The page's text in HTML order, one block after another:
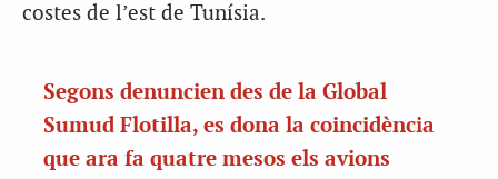
costes de l’est de Tunísia.
Segons denuncien des de la Global
Sumud Flotilla, es dona la coincidència
que ara fa quatre mesos els avions